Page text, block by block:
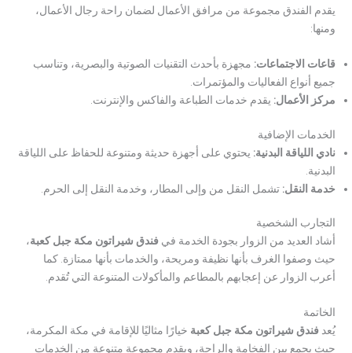
يقدم الفندق مجموعة من مرافق الأعمال لضمان راحة رجال الأعمال،
ومنها:
قاعات الاجتماعات: مجهزة بأحدث التقنيات الصوتية والبصرية، وتناسب
جميع أنواع الفعاليات والمؤتمرات.
مركز الأعمال: يقدم خدمات الطباعة والفاكس والإنترنت.
الخدمات الإضافية
نادي اللياقة البدنية: يحتوي على أجهزة حديثة ومتنوعة للحفاظ على اللياقة
البدنية.
خدمة النقل: تشمل النقل من وإلى المطار، وخدمة النقل إلى الحرم.
التجارب الشخصية
أشاد العديد من الزوار بجودة الخدمة فيفندق شيراتون مكة جبل كعبة،
حيث وصفوا الغرف بأنها نظيفة ومريحة، والخدمات بأنها ممتازة. كما
أعرب الزوار عن إعجابهم بالمطاعم والمأكولات المتنوعة التي تُقدم.
الخاتمة
يُعدفندق شيراتون مكة جبل كعبة خيارًا مثاليًا للإقامة في مكة المكرمة،
حيث يجمع بين الفخامة والراحة، ويقدم مجموعة متنوعة من الخدمات